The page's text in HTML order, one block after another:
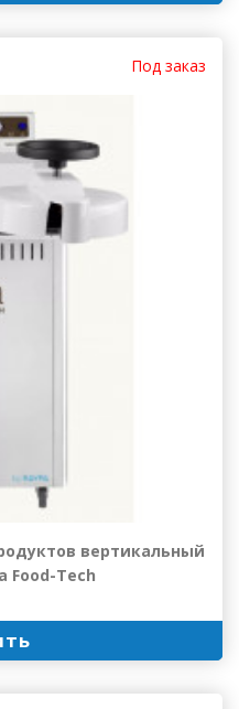
Под заказ
вертикальный
Food-Tech